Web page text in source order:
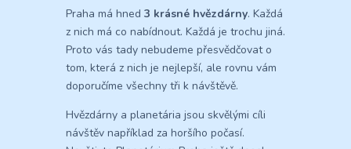
Praha má hned 3 krásné hvězdárny. Každá
z nich má co nabídnout. Každá je trochu jiná.
Proto vás tady nebudeme přesvědčovat o
tom, která z nich je nejlepší, ale rovnu vám
doporučíme všechny tři k návštěvě.
Hvězdárny a planetária jsou skvělými cíli
návštěv například za horšího počasí.